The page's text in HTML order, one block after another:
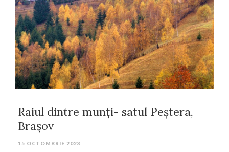
Raiul dintre munți- satul Peștera,
Brașov
15 OCTOMBRIE 2023